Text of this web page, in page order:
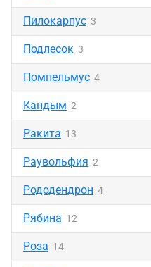
Пилокарпус 3
Подлесок 3
Помпельмус 4
Кандым 2
Ракита 13
Раувольфия 2
Рододендрон 4
Рябина 12
Роза 14